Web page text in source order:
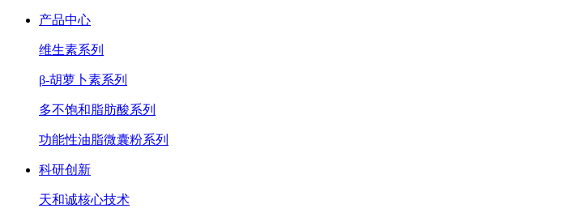
产品中心
维生素系列
β-胡萝卜素系列
多不饱和脂肪酸系列
功能性油脂微囊粉系列
科研创新
天和诚核心技术